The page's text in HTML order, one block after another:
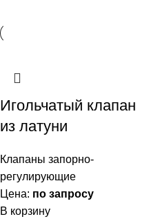
Игольчатый клапан
из латуни
Клапаны запорно-
регулирующие
Цена: по запросу
В корзину